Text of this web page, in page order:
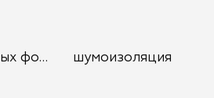
форсунокшумоизоляция